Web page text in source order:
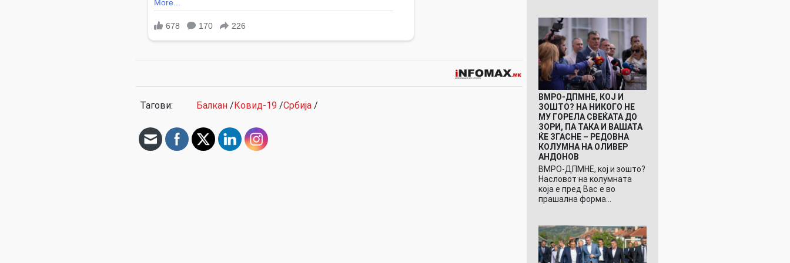
Тагови: Балкан / Ковид-19 /Србија /
ВМРО-ДПМНЕ, КОЈ И
ЗОШТО? НА НИКОГО НЕ
МУ ГОРЕЛА СВЕЌАТА ДО
ЗОРИ, ПА ТАКА И ВАШАТА
ЌЕ ЗГАСНЕ – РЕДОВНА
КОЛУМНА НА ОЛИВЕР
АНДОНОВ
ВМРО-ДПМНЕ, кој и зошто?
Насловот на колумната
која е пред Вас е во
прашална форма…